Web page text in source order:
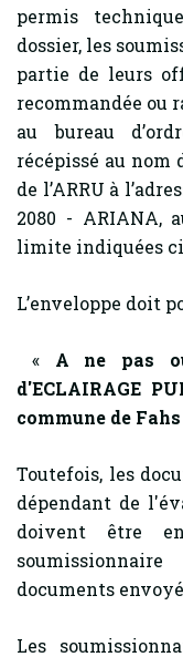
permis
dossier, les
partie de leurs
recommandée ou
au bureau
récépissé au nom
de l’ARRU à
2080 - ARIANA,
limite indiquées
L’enveloppe doit
« A ne pas
d'ECLAIRAGE
commune de
Toutefois, les
dépendant de
doivent être
documents
Les